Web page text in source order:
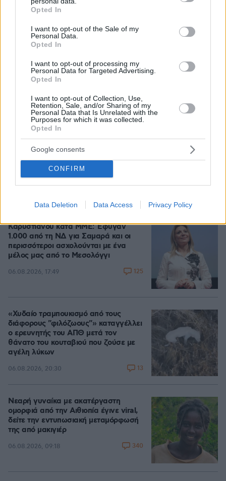
grant or deny consent to Google and its third-party tags to
use your data for below specified purposes in below Google
consent section.
Opted In
I want to opt-out of the Sale of my
Personal Data.
Opted In
I want to opt-out of processing my
Personal Data for Targeted Advertising.
Opted In
I want to opt-out of Collection, Use,
Retention, Sale, and/or Sharing of my
Personal Data that Is Unrelated with the
Purposes for which it was collected.
Opted In
Google consents
CONFIRM
Data Deletion Data Access Privacy Policy
μετά τη σύγκρουση ελικοπτέρων στην Ψάθα,
συζύγου του Αφγανού: Πώς
γνωρίσαμε τη Λίσα, γιατί υποψιάστηκα
ότι ήταν το πτώμα στη βαλίτσα
06.08.2026, 12:32 272
ΠΑΟΚ - Άντερλεχτ 0-1 (ημίχρονο): Οι
Βέλγοι «πάγωσαν» την Τούμπα στα 17
δευτερόλεπτα, έχασε πέναλτι ο
Μιχαηλίδης, δείτε το γκολ
πριν 16 λεπτά 3
Καρυστιανού κατά ΜΜΕ: Έφυγαν
1.000 από τη ΝΔ για Σαμαρά και οι
περισσότεροι ασχολούνται με ένα
μέλος μας από το Μεσολόγγι
06.08.2026, 17:49 125
«Χυδαίο τραμπουκισμό από τους
διάφορους "φιλόζωους"» καταγγέλλει
ο ερευνητής του ΑΠΘ μετά τον
θάνατο του κουταβιού που ζούσε με
αγέλη λύκων
06.08.2026, 20:30 13
Νεαρή γυναίκα με ακατέργαστη
ομορφιά από την Αιθιοπία έγινε viral,
δείτε την εντυπωσιακή μεταμόρφωσή
της από μακιγιέρ
06.08.2026, 09:18 340